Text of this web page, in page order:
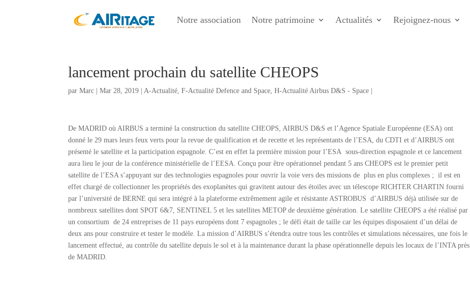
Notre association Notre patrimoine Actualités Rejoignez-nous
lancement prochain du satellite CHEOPS
parMarc |Mar 28, 2019 |A-Actualité,F-Actualité Defence and Space,H-Actualité Airbus D&S - Space
De MADRID où AIRBUS a terminé la construction du satellite CHEOPS, AIRBUS D&S et l’Agence Spatiale Européenne (ESA) ont
donné le 29 mars leurs feux verts pour la revue de qualification et de recette et les représentants de l’ESA, du CDTI et d’AIRBUS ont
présenté le satellite et la participation espagnole. C’est en effet la première mission pour l’ESA sous-direction espagnole et ce lancement
aura lieu le jour de la conférence ministérielle de l’EESA. Conçu pour être opérationnel pendant 5 ans CHEOPS est le premier petit
satellite de l’ESA s’appuyant sur des technologies espagnoles pour ouvrir la voie vers des missions de plus en plus complexes ; il est en
effet chargé de collectionner les propriétés des exoplanètes qui gravitent autour des étoiles avec un télescope RICHTER CHARTIN fourni
par l’université de BERNE qui sera intégré à la plateforme extrêmement agile et résistante ASTROBUS d’AIRBUS déjà utilisée sur de
nombreux satellites dont SPOT 6&7, SENTINEL 5 et les satellites METOP de deuxième génération. Le satellite CHEOPS a été réalisé par
un consortium de 24 entreprises de 11 pays européens dont 7 espagnoles ; le défi était de taille car les équipes disposaient d’un délai de
deux ans pour construire et tester le modèle. La mission d’AIRBUS s’étendra outre tous les contrôles et simulations nécessaires, une fois le
lancement effectué, au contrôle du satellite depuis le sol et à la maintenance durant la phase opérationnelle depuis les locaux de l’INTA près
de MADRID.